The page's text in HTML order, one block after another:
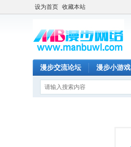
设为首页 收藏本站
漫步交流论坛 漫步小游戏